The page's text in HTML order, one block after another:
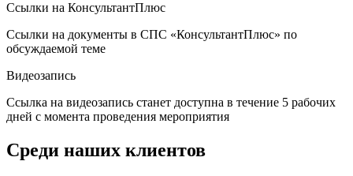
Ссылки на КонсультантПлюс
Ссылки на документы в СПС «КонсультантПлюс» по
обсуждаемой теме
Видеозапись
Ссылка на видеозапись станет доступна в течение 5 рабочих
дней с момента проведения мероприятия
Среди наших клиентов